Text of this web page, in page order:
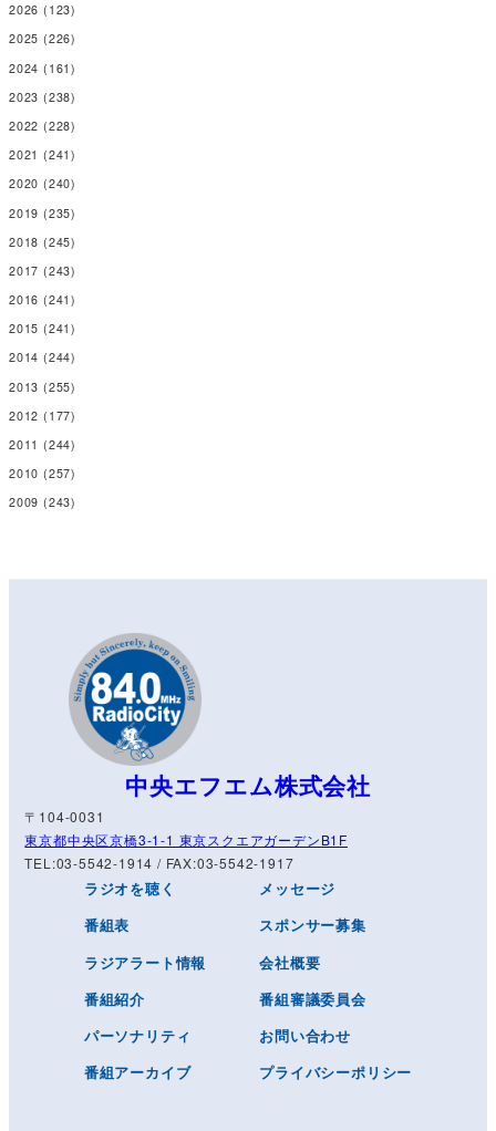
2026 (123)
2025 (226)
2024 (161)
2023 (238)
2022 (228)
2021 (241)
2020 (240)
2019 (235)
2018 (245)
2017 (243)
2016 (241)
2015 (241)
2014 (244)
2013 (255)
2012 (177)
2011 (244)
2010 (257)
2009 (243)
中央エフエム株式会社
〒104-0031
東京都中央区京橋3-1-1 東京スクエアガーデンB1F
TEL:03-5542-1914 / FAX:03-5542-1917
ラジオを聴く
番組表
ラジアラート情報
番組紹介
パーソナリティ
番組アーカイブ
メッセージ
スポンサー募集
会社概要
番組審議委員会
お問い合わせ
プライバシーポリシー